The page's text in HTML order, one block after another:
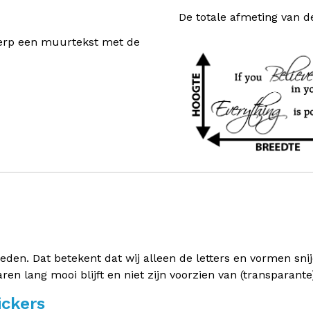
een muurtekst met de
De totale afmeting van
Dat betekent dat wij alleen de letters en vormen
lang mooi blijft en niet zijn voorzien van